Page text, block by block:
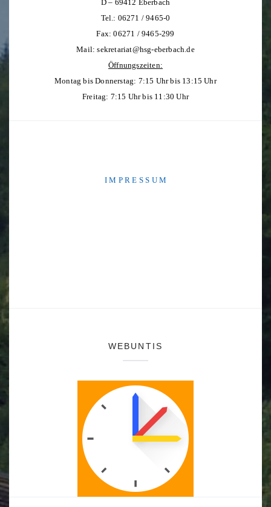
D – 69412 Eberbach
Tel.: 06271 / 9465-0
Fax: 06271 / 9465-299
Mail:sekretariat@hsg-eberbach.de
Öffnungszeiten:
Montag bis Donnerstag: 7:15 Uhr bis 13:15 Uhr
Freitag: 7:15 Uhr bis 11:30 Uhr
I M P R E S S U M
WEBUNTIS